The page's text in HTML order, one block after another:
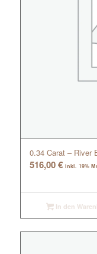
0.34 Carat – River
516,00€ inkl. 19%
In den